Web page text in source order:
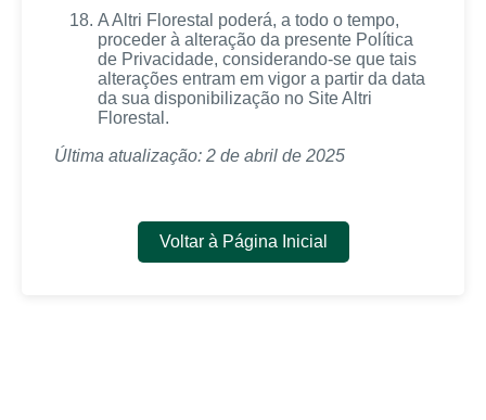
A Altri Florestal poderá, a todo o tempo,
proceder à alteração da presente Política
de Privacidade, considerando-se que tais
alterações entram em vigor a partir da data
da sua disponibilização no Site Altri
Florestal.
Última atualização: 2 de abril de 2025
Voltar à Página Inicial